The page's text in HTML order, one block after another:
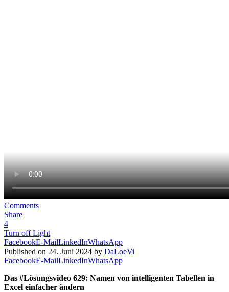
Comments
Share
4
Turn off Light
FacebookE-MailLinkedInWhatsApp
Published on 24. Juni 2024 by DaLoeVi
FacebookE-MailLinkedInWhatsApp
Das #Lösungsvideo 629: Namen von intelligenten Tabellen in
Excel einfacher ändern